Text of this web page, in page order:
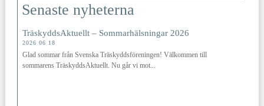
Senaste nyheterna
TräskyddsAktuellt – Sommarhälsningar 2026
2026 06 18
Glad sommar från Svenska Träskyddsföreningen! Välkommen till
sommarens TräskyddsAktuellt. Nu går vi mot...